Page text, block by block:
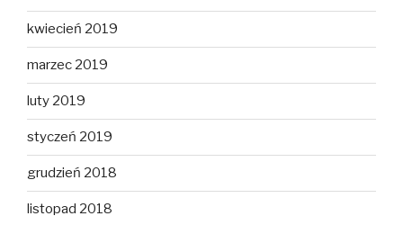
kwiecień 2019
marzec 2019
luty 2019
styczeń 2019
grudzień 2018
listopad 2018